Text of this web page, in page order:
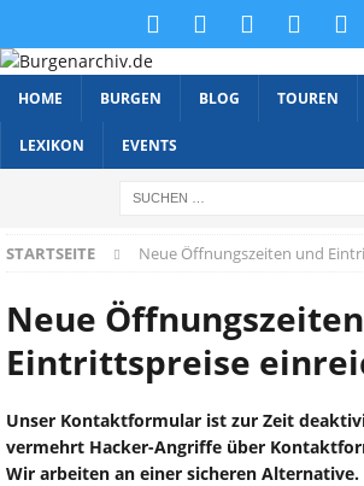
HOME BURGEN BLOG TOUREN
LEXIKON EVENTS
STARTSEITE Neue Öffnungszeiten und
Neue
Eintrittspreise
Unser Kontaktformular ist zur Zeit
vermehrt Hacker-Angriffe über
Wir arbeiten an einer sicheren Alternative.